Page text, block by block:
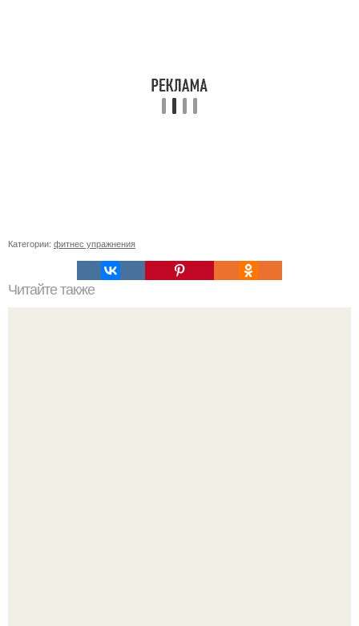
Категории: фитнес упражнения
Читайте также